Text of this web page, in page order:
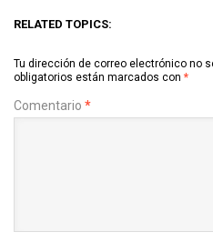
RELATED TOPICS:
Tu dirección de correo electrónico no
obligatorios están marcados con *
Comentario *